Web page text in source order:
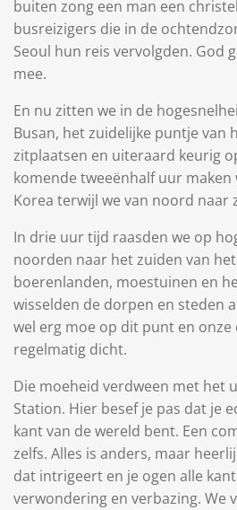
buiten zong een man een
busreizigers die in de
Seoul hun reis vervolgden. God
mee.
En nu zitten we in de
Busan, het zuidelijke puntje van
zitplaatsen en uiteraard keurig
komende tweeënhalf uur maken
Korea terwijl we van noord naar
In drie uur tijd raasden we op
noorden naar het zuiden van
boerenlanden, moestuinen en
wisselden de dorpen en steden
wel erg moe op dit punt en onze
regelmatig dicht.
Die moeheid verdween met het
Station. Hier besef je pas dat je
kant van de wereld bent. Een
zelfs. Alles is anders, maar
dat intrigeert en je ogen alle
verwondering en verbazing. We